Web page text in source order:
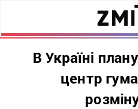
В Україні
центр